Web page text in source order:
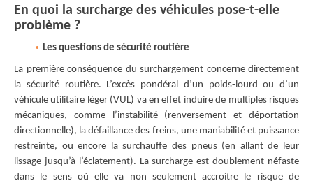
En quoi la surcharge des véhicules pose-t-elle
problème ?
Les questions de sécurité routière
La première conséquence du surchargement concerne directement
la sécurité routière. L’excès pondéral d’un poids-lourd ou d’un
véhicule utilitaire léger (VUL) va en effet induire de multiples risques
mécaniques, comme l’instabilité (renversement et déportation
directionnelle), la défaillance des freins, une maniabilité et puissance
restreinte, ou encore la surchauffe des pneus (en allant de leur
lissage jusqu’à l’éclatement). La surcharge est doublement néfaste
dans le sens où elle va non seulement accroitre le risque de